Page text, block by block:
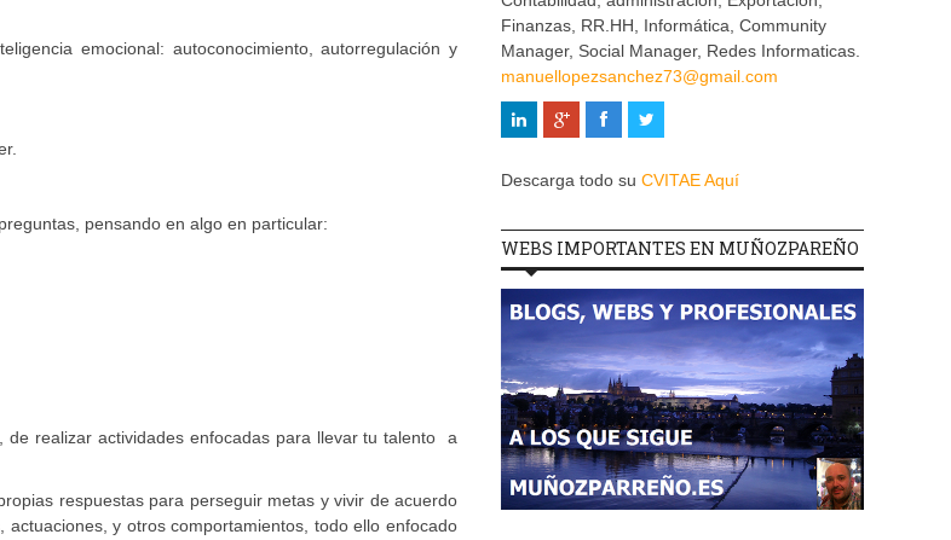
emocional: autoconocimiento, autorregulación y
pensando en algo en particular:
realizar actividades enfocadas para llevar tu talento a
respuestas para perseguir metas y vivir de acuerdo
y otros comportamientos, todo ello enfocado
Finanzas, RR.HH, Informática, Community
Manager, Social Manager, Redes Informaticas.
manuellopezsanchez73@gmail.com
Descarga todo su CVITAE Aquí
WEBS IMPORTANTES EN MUÑOZPAREÑO